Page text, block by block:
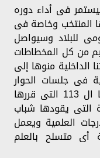
فى أداء دوره
المنتخب وخاصة فى
للبلاد وسيواصل
من كل المخطاطات
منوها إلى
فى جلسات الحوار
الوطنى وقدم رؤيته فى كل القضايا ال 113 التى قررها
التى يقودها شباب
العلمية ويعمل
أى متسلح بالعلم